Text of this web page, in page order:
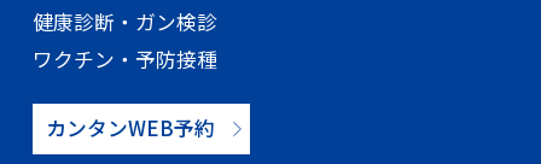
健康診断・ガン検診
ワクチン・予防接種
カンタンWEB予約